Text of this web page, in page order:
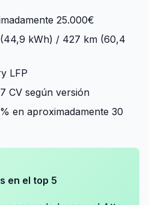
25.000€
kWh) / 427 km (60,4
LFP
CV según versión
en aproximadamente 30
en el top 5